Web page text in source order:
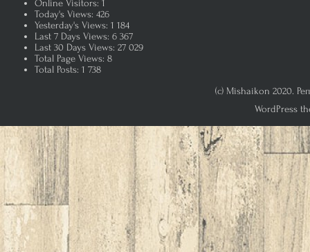
Online Visitors: 1
Today's Views: 426
Yesterday's Views: 1 184
Last 7 Days Views: 6 367
Last 30 Days Views: 27 029
Total Page Views: 8
Total Posts: 1 738
(c) Mishaikon 2020.
WordPress